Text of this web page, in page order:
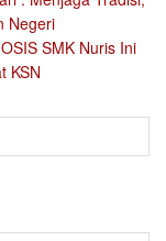
Negeri
SMK Nuris Ini
KSN